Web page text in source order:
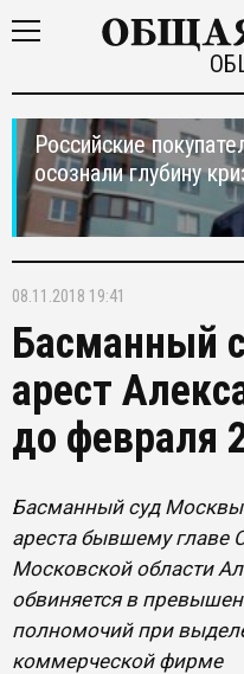
Российские
осознали глубину
08.11.2018 19:41
Басманный
арест
до февраля
Басманный суд Москвы
ареста бывшему главе
Московской области
обвиняется в
полномочий при
коммерческой фирме